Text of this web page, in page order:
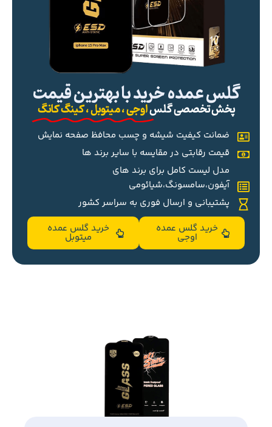
گلس عمده خرید با بهترین قیمت
پخش تخصصی گلساوجی ، میتوبل ، کینگ کانگ
ضمانت کیفیت شیشه و چسب محافظ صفحه نمایش
قیمت رقابتی در مقایسه با سایر برند ها
مدل لیست کامل برای برند های
آیفون،سامسونگ،شیائومی
پشتیبانی و ارسال فوری به سراسر کشور
خرید گلس عمده
اوجی
خرید گلس عمده
میتوبل